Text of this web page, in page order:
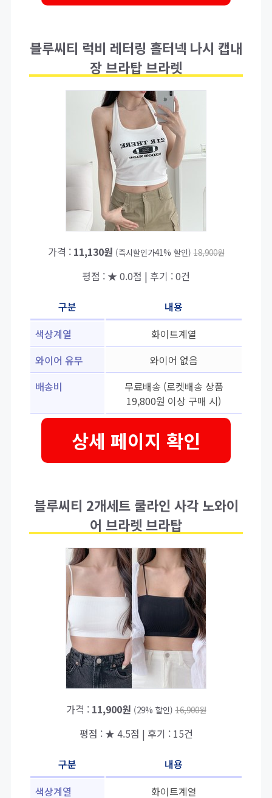
블루씨티 럭비 레터링 홀터넥 나시 캡내
장 브라탑 브라렛
가격 : 11,130원 (즉시할인가41% 할인) 18,900원
평점 : ★ 0.0점 | 후기 : 0건
구분
내용
색상계열
화이트계열
와이어 유무
와이어 없음
배송비
무료배송 (로켓배송 상품
19,800원 이상 구매 시)
상세 페이지 확인
블루씨티 2개세트 쿨라인 사각 노와이
어 브라렛 브라탑
가격 : 11,900원 (29% 할인) 16,900원
평점 : ★ 4.5점 | 후기 : 15건
구분
내용
색상계열
화이트계열